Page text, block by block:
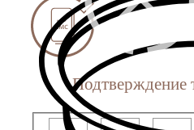
Подтверждение